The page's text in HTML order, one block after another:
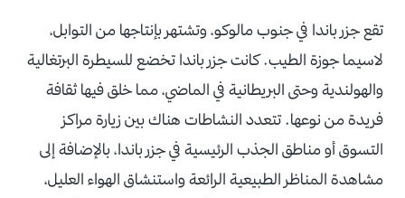
تقع جزر باندا في جنوب مالوكو، وتشتهر بإنتاجها من التوابل،
لاسيما جوزة الطيب. كانت جزر باندا تخضع للسيطرة البرتغالية
والهولندية وحتى البريطانية في الماضي، مما خلق فيها ثقافة
فريدة من نوعها. تتعدد النشاطات هناك بين زيارة مراكز
التسوق أو مناطق الجذب الرئيسية في جزر باندا، بالإضافة إلى
مشاهدة المناظر الطبيعية الرائعة واستنشاق الهواء العليل،